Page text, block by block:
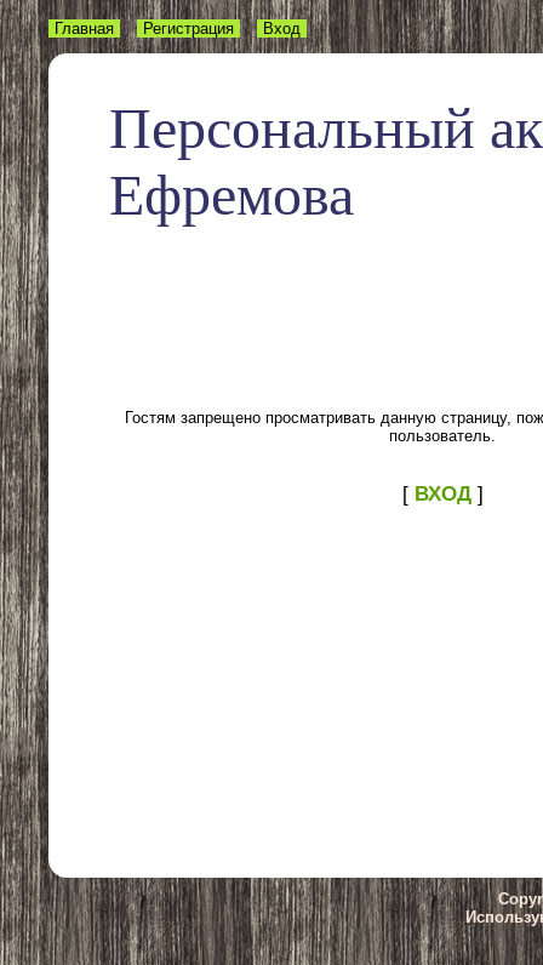
Персональный
Ефремова
Главная Регистрация Вход
Гостям запрещено просматривать данную страницу,
пользователь.
[ ВХОД]